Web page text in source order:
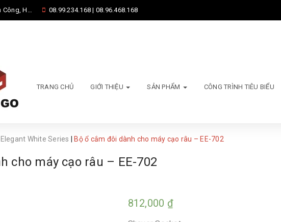
Mai, Hà Nội 08.99.234.168 | 08.96.468.168
TRANG CHỦ GIỚI THIỆU SẢN PHẨM CÔNG TRÌNH TIÊU BIỂU
White Series Bộ ổ cắm đôi dành cho máy cạo râu – EE-702
cho máy cạo râu – EE-702
812,000 ₫